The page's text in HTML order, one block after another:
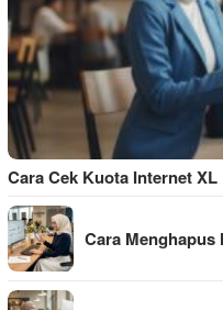
Cara Cek Kuota Internet XL
Cara Menghapus